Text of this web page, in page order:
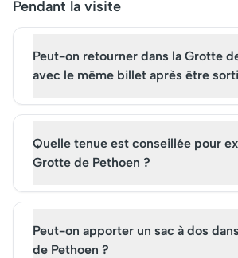
Pendant la visite
Peut-on retourner dans la Grotte
avec le même billet après être
Quelle tenue est conseillée pour
Grotte de Pethoen ?
Peut-on apporter un sac à dos
de Pethoen ?